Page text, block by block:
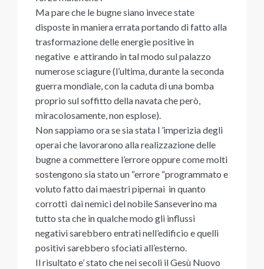
Ma pare che le bugne siano invece state
disposte in maniera errata portando di fatto alla
trasformazione delle energie positive in
negative e attirando in tal modo sul palazzo
numerose sciagure (l’ultima, durante la seconda
guerra mondiale, con la caduta di una bomba
proprio sul soffitto della navata che però,
miracolosamente, non esplose).
Non sappiamo ora se sia stata l ’imperizia degli
operai che lavorarono alla realizzazione delle
bugne a commettere l’errore oppure come molti
sostengono sia stato un “errore “programmato e
voluto fatto dai maestri pipernai in quanto
corrotti dai nemici del nobile Sanseverino ma
tutto sta che in qualche modo gli influssi
negativi sarebbero entrati nell’edificio e quelli
positivi sarebbero sfociati all’esterno.
Il risultato e’ stato che nei secoli il Gesù Nuovo